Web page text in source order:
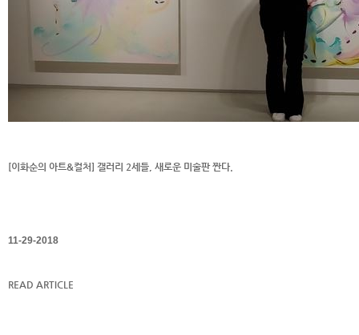
[이화순의 아트&컬처] 갤러리 2세들, 새로운 미술판 짠다.
11-29-2018
READ ARTICLE